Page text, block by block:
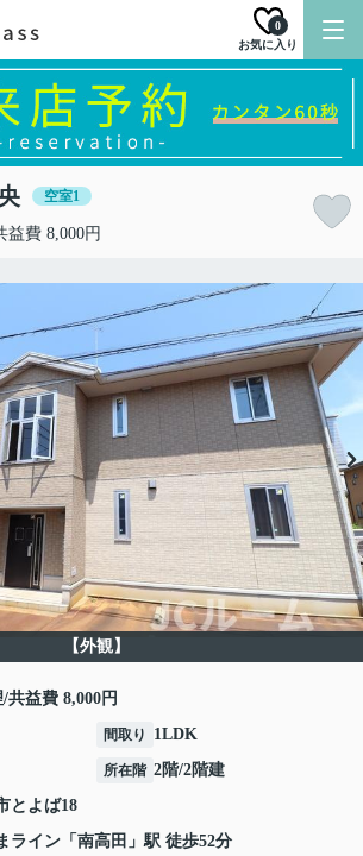
お気に入り
0
空室1
益費 8,000円
【外観】
共益費 8,000円
間取り 1LDK
所在階 2階/2階建
とよば18
ライン 「 南高田 」駅 徒歩52分